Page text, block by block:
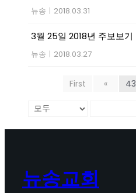
뉴송 | 2018.03.31
3월 25일 2018년 주보보기
뉴송 | 2018.03.27
First « 43
뉴송교회